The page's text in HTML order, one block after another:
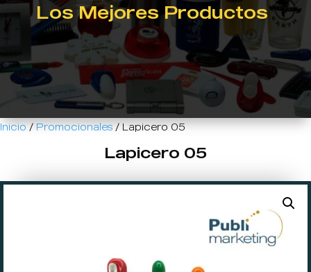
Los Mejores Productos
Inicio/Promocionales/ Lapicero 05
Lapicero 05